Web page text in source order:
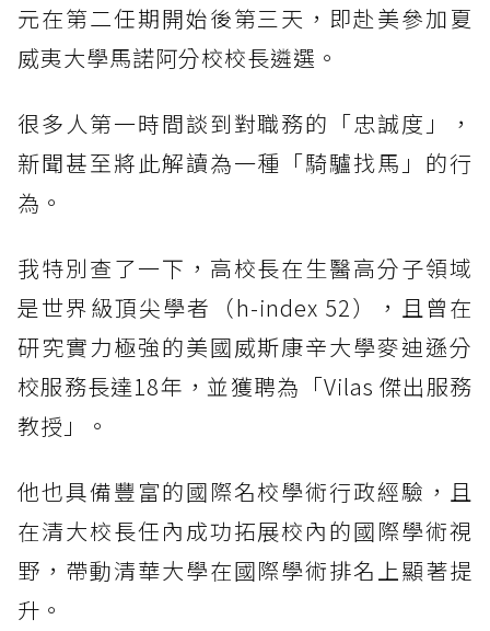
元在第二任期開始後第三天，即赴美參加夏
威夷大學馬諾阿分校校長遴選。
很多人第一時間談到對職務的「忠誠度」，
新聞甚至將此解讀為一種「騎驢找馬」的行
為。
我特別查了一下，高校長在生醫高分子領域
是世界級頂尖學者（h-index 52），且曾在
研究實力極強的美國威斯康辛大學麥迪遜分
校服務長達18年，並獲聘為「Vilas 傑出服務
教授」。
他也具備豐富的國際名校學術行政經驗，且
在清大校長任內成功拓展校內的國際學術視
野，帶動清華大學在國際學術排名上顯著提
升。